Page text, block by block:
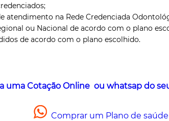
atendimento na Rede Credenciada
ou Nacional de acordo com o plano
de acordo com o plano escolhido.
uma Cotação Online ou whatsap do
Comprar um Plano de saúde